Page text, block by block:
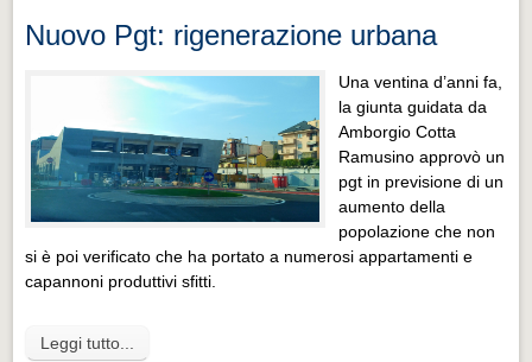
Nuovo Pgt: rigenerazione urbana
Una ventina d’anni fa,
la giunta guidata da
Amborgio Cotta
Ramusino approvò un
pgt in previsione di un
aumento della
popolazione che non
si è poi verificato che ha portato a numerosi appartamenti e
capannoni produttivi sfitti.
Leggi tutto...